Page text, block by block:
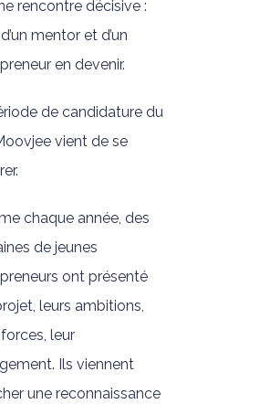
rencontre décisive :
mentor et d’un
en devenir.
de candidature du
vient de se
chaque année, des
de jeunes
ont présenté
leurs ambitions,
leur
Ils viennent
une reconnaissance